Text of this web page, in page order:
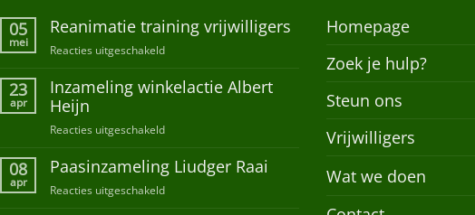
05
mei
Reanimatie training vrijwilligers
Reacties uitgeschakeld
training
23
apr
Inzameling winkelactie Albert
Heijn
Reacties uitgeschakeld
winkelactie
Albert
08
apr
Paasinzameling Liudger Raai
Reacties uitgeschakeld
Homepage
Zoek je hulp?
Steun ons
Vrijwilligers
Wat we doen